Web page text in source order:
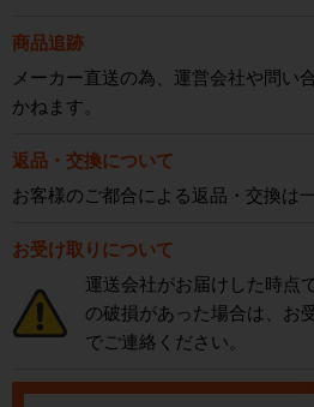
商品追跡
メーカー直送の為、運営会社や問い
かねます。
返品・交換について
お客様のご都合による返品・交換は
お受け取りについて
運送会社がお届けした時点
の破損があった場合は、お
でご連絡ください。